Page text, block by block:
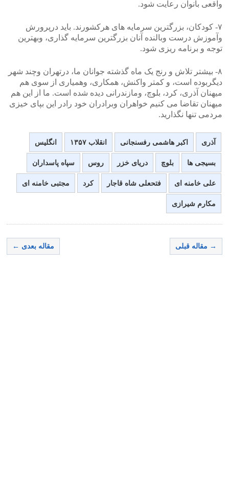
واقعی بانوان رعایت شود.
۷- کودکان، بزرگترین سرمایه های هرکشورند. باید درپرورش
وآموزش درست وبالنده آنان بزرگترین سرمایه گذاری، وبهترین
توجه و برنامه ریزی شود.
۸- بیشتر تلاش و رنج یک ماه گذشته جوانان ما، درتهران وچند شهر
دیگربوده است، و کمتر واکنش، همکاری، وهمیاری از سوی هم
میهنان آذری، کرد، بلوچ، ومازندرانی دیده شده است. ما از این هم
میهنان تقاضا می کنیم خواهران وبرادران خود رادر این بپای خیزی
مردمی تنها نگذارید.
آذری اکبر هاشمی رفسنجانی انقلاب ۱۳۵۷ انگلیس
بسیجی ها بلوچ دریای خزر روس سپاه پاسداران
علی خامنه ای فتحعلی شاه قاجار کرد مجتبی خامنه ای
مکارم شیرازی
→ مقاله قبلی مقاله بعدی ←